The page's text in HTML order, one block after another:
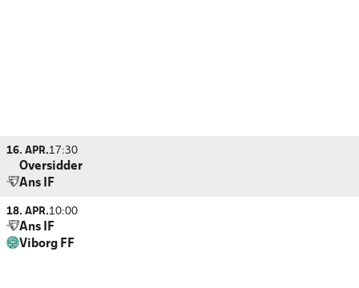
16. APR.17:30
Oversidder
Ans IF
18. APR.10:00
Ans IF
Viborg FF